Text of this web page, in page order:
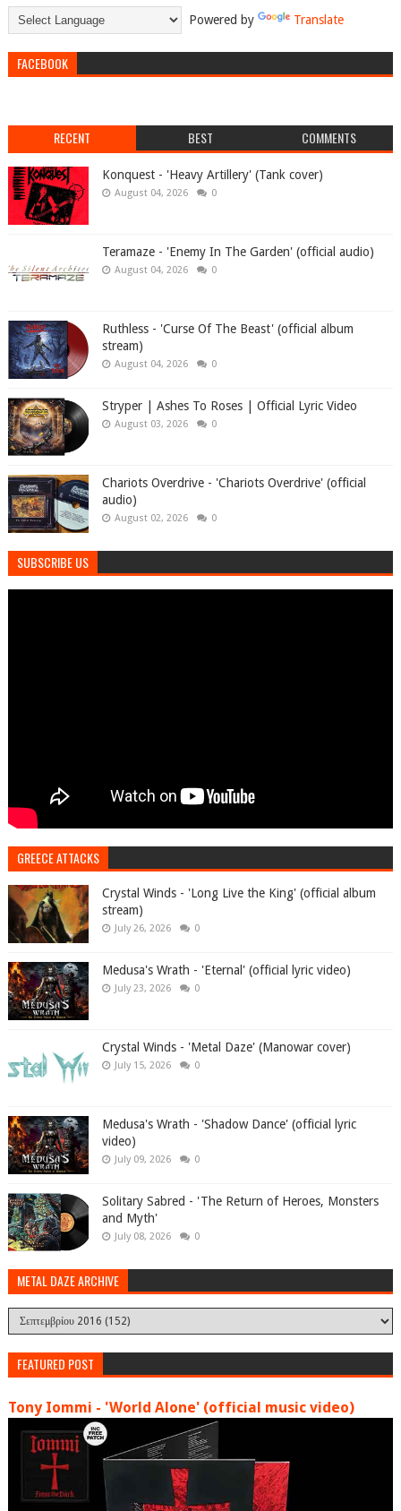
Powered by Translate
FACEBOOK
RECENT BEST COMMENTS
Konquest - 'Heavy Artillery' (Tank cover)
August 04, 2026 0
Teramaze - 'Enemy In The Garden' (official audio)
August 04, 2026 0
Ruthless - 'Curse Of The Beast' (official album
stream)
August 04, 2026 0
Stryper | Ashes To Roses | Official Lyric Video
August 03, 2026 0
Chariots Overdrive - 'Chariots Overdrive' (official
audio)
August 02, 2026 0
SUBSCRIBE US
GREECE ATTACKS
Crystal Winds - 'Long Live the King' (official album
stream)
July 26, 2026 0
Medusa's Wrath - 'Eternal' (official lyric video)
July 23, 2026 0
Crystal Winds - 'Metal Daze' (Manowar cover)
July 15, 2026 0
Medusa's Wrath - 'Shadow Dance' (official lyric
video)
July 09, 2026 0
Solitary Sabred - 'The Return of Heroes, Monsters
and Myth'
July 08, 2026 0
METAL DAZE ARCHIVE
FEATURED POST
Tony Iommi - 'World Alone' (official music video)